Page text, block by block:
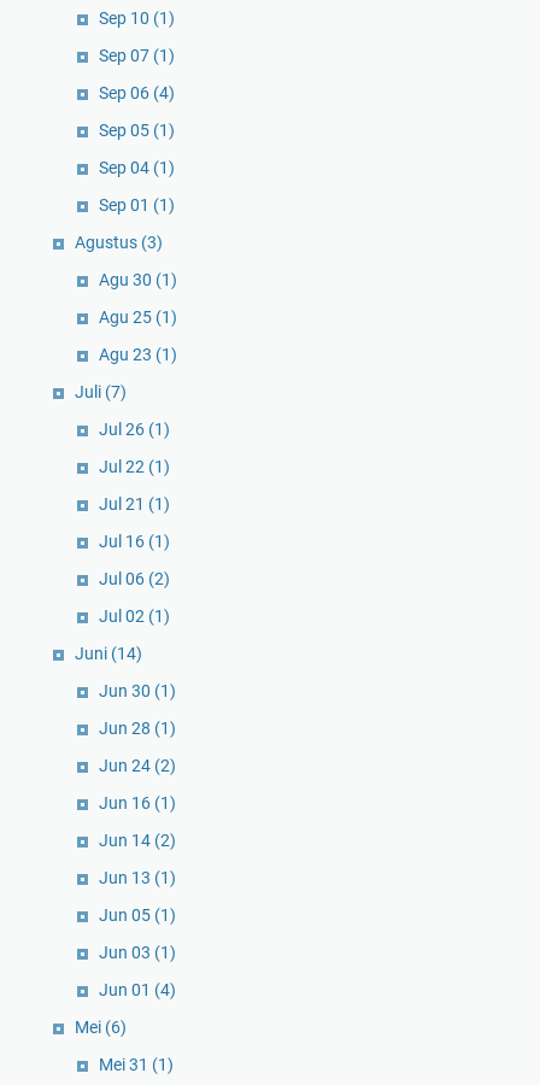
Sep 10 (1)
Sep 07 (1)
Sep 06 (4)
Sep 05 (1)
Sep 04 (1)
Sep 01 (1)
Agustus (3)
Agu 30 (1)
Agu 25 (1)
Agu 23 (1)
Juli (7)
Jul 26 (1)
Jul 22 (1)
Jul 21 (1)
Jul 16 (1)
Jul 06 (2)
Jul 02 (1)
Juni (14)
Jun 30 (1)
Jun 28 (1)
Jun 24 (2)
Jun 16 (1)
Jun 14 (2)
Jun 13 (1)
Jun 05 (1)
Jun 03 (1)
Jun 01 (4)
Mei (6)
Mei 31 (1)